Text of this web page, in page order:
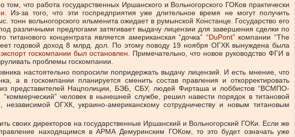
что работа государственных Иршанского и Вольногорского ГОКов практически
. Из-за того, что эти госпредприятия уже длительное время не могут получить
вольногорского ильменита ожидает в румынской Констанце. Государство его
различными предлогами затягивает выдачу лицензии для завершения сделки по
концентрата является американская “дочка” “DuPont”компании “The
годовой доход 8 млрд. дол. По этому поводу 19 ноября ОГХК вынуждена была
госкомпании был остановлен . Примечательно, что новое руководство ФГИ в
проблемы госкомпании.
настоятельно попросили попридержать выдачу лицензий. И есть мнение, что
а в госкомпании планируется сменить состав правления и откорректировать
представителей Нацполиции, БЭБ, СБУ, людей Фирташа и лоббистов “ВСМПО-
человек в нынешней службе, решил навести порядок в титановой
ОГХК, украино-американскому сотрудничеству и новым титановым
своих директоров на государственные Иршанский и Вольногорский ГОКи. Если же
находящимся в АРМА Демуринским ГОКом, то это будет означать уже